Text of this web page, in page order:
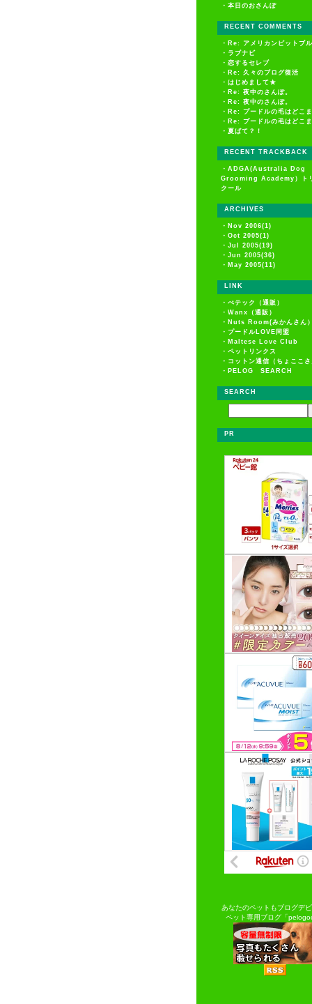
・ 本日のおさんぽ
RECENT COMMENTS
・ Re: アメリカンピットブ
・ ラブナビ
・ 恋するセレブ
・ Re: 久々のブログ復活
・ はじめまして★
・ Re: 夜中のさんぽ。
・ Re: 夜中のさんぽ。
・ Re: プードルの毛はどこま
・ Re: プードルの毛はどこま
・ 夏ばて？！
RECENT TRACKBACK
・ ADGA(Australia Dog
Grooming Academy）ト
クール
ARCHIVES
・ Nov 2006(1)
・ Oct 2005(1)
・ Jul 2005(19)
・ Jun 2005(36)
・ May 2005(11)
LINK
・ ぺテック（通販）
・ Wanx（通販）
・ Nuts Room(みかんさん）
・ プードルLOVE同盟
・ Maltese Love Club
・ ペットリンクス
・ コットン通信（ちょここさ
・ PELOG SEARCH
SEARCH
PR
あなたのペットもブログデ
ペット専用ブログ「